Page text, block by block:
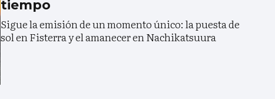
tiempo
Sigue la emisión de un momento único: la puesta de
sol en Fisterra y el amanecer en Nachikatsuura